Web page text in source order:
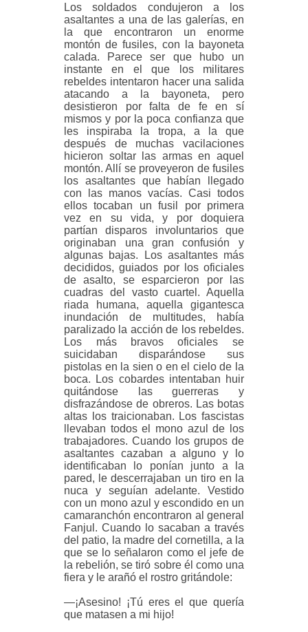
Los soldados condujeron a los
asaltantes a una de las galerías, en
la que encontraron un enorme
montón de fusiles, con la bayoneta
calada. Parece ser que hubo un
instante en el que los militares
rebeldes intentaron hacer una salida
atacando a la bayoneta, pero
desistieron por falta de fe en sí
mismos y por la poca confianza que
les inspiraba la tropa, a la que
después de muchas vacilaciones
hicieron soltar las armas en aquel
montón. Allí se proveyeron de fusiles
los asaltantes que habían llegado
con las manos vacías. Casi todos
ellos tocaban un fusil por primera
vez en su vida, y por doquiera
partían disparos involuntarios que
originaban una gran confusión y
algunas bajas. Los asaltantes más
decididos, guiados por los oficiales
de asalto, se esparcieron por las
cuadras del vasto cuartel. Aquella
riada humana, aquella gigantesca
inundación de multitudes, había
paralizado la acción de los rebeldes.
Los más bravos oficiales se
suicidaban disparándose sus
pistolas en la sien o en el cielo de la
boca. Los cobardes intentaban huir
quitándose las guerreras y
disfrazándose de obreros. Las botas
altas los traicionaban. Los fascistas
llevaban todos el mono azul de los
trabajadores. Cuando los grupos de
asaltantes cazaban a alguno y lo
identificaban lo ponían junto a la
pared, le descerrajaban un tiro en la
nuca y seguían adelante. Vestido
con un mono azul y escondido en un
camaranchón encontraron al general
Fanjul. Cuando lo sacaban a través
del patio, la madre del cornetilla, a la
que se lo señalaron como el jefe de
la rebelión, se tiró sobre él como una
fiera y le arañó el rostro gritándole:
—¡Asesino! ¡Tú eres el que quería
que matasen a mi hijo!